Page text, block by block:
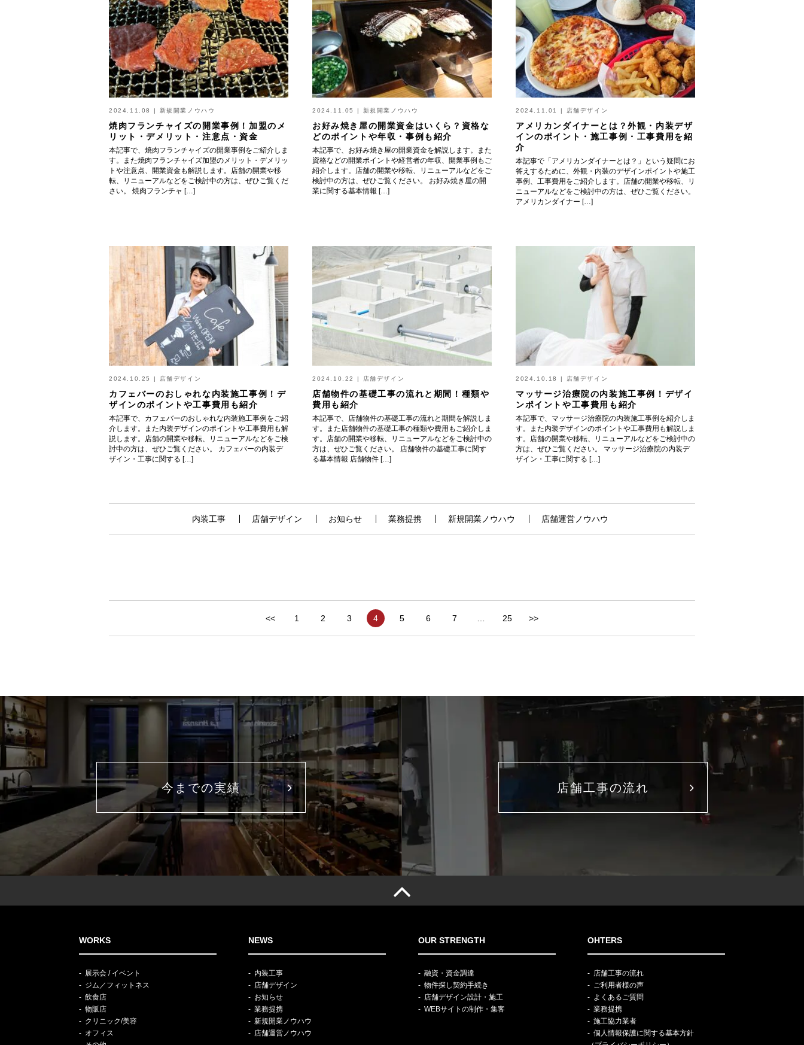
2024.11.08 | 新規開業ノウハウ
焼肉フランチャイズの開業事例！加盟のメ
リット・デメリット・注意点・資金
本記事で、焼肉フランチャイズの開業事例をご紹介しま
す。また焼肉フランチャイズ加盟のメリット・デメリッ
トや注意点、開業資金も解説します。店舗の開業や移
転、リニューアルなどをご検討中の方は、ぜひご覧くだ
さい。 焼肉フランチャ […]
2024.11.05 | 新規開業ノウハウ
お好み焼き屋の開業資金はいくら？資格な
どのポイントや年収・事例も紹介
本記事で、お好み焼き屋の開業資金を解説します。また
資格などの開業ポイントや経営者の年収、開業事例もご
紹介します。店舗の開業や移転、リニューアルなどをご
検討中の方は、ぜひご覧ください。 お好み焼き屋の開
業に関する基本情報 […]
2024.11.01 | 店舗デザイン
アメリカンダイナーとは？外観・内装デザ
インのポイント・施工事例・工事費用を紹
介
本記事で「アメリカンダイナーとは？」という疑問にお
答えするために、外観・内装のデザインポイントや施工
事例、工事費用をご紹介します。店舗の開業や移転、リ
ニューアルなどをご検討中の方は、ぜひご覧ください。
アメリカンダイナー […]
2024.10.25 | 店舗デザイン
カフェバーのおしゃれな内装施工事例！デ
ザインのポイントや工事費用も紹介
本記事で、カフェバーのおしゃれな内装施工事例をご紹
介します。また内装デザインのポイントや工事費用も解
説します。店舗の開業や移転、リニューアルなどをご検
討中の方は、ぜひご覧ください。 カフェバーの内装デ
ザイン・工事に関する […]
2024.10.22 | 店舗デザイン
店舗物件の基礎工事の流れと期間！種類や
費用も紹介
本記事で、店舗物件の基礎工事の流れと期間を解説しま
す。また店舗物件の基礎工事の種類や費用もご紹介しま
す。店舗の開業や移転、リニューアルなどをご検討中の
方は、ぜひご覧ください。 店舗物件の基礎工事に関す
る基本情報 店舗物件 […]
2024.10.18 | 店舗デザイン
マッサージ治療院の内装施工事例！デザイ
ンポイントや工事費用も紹介
本記事で、マッサージ治療院の内装施工事例を紹介しま
す。また内装デザインのポイントや工事費用も解説しま
す。店舗の開業や移転、リニューアルなどをご検討中の
方は、ぜひご覧ください。 マッサージ治療院の内装デ
ザイン・工事に関する […]
内装工事 店舗デザイン お知らせ 業務提携 新規開業ノウハウ 店舗運営ノウハウ
<< 1 2 3 4 5 6 7 25 >>
今までの実績 店舗工事の流れ
WORKS
展示会 / イベント
ジム／フィットネス
飲食店
物販店
クリニック/美容
オフィス
NEWS
内装工事
店舗デザイン
お知らせ
業務提携
新規開業ノウハウ
店舗運営ノウハウ
OUR STRENGTH
融資・資金調達
物件探し契約手続き
店舗デザイン設計・施工
WEBサイトの制作・集客
OHTERS
店舗工事の流れ
ご利用者様の声
よくあるご質問
業務提携
施工協力業者
個人情報保護に関する基本方針